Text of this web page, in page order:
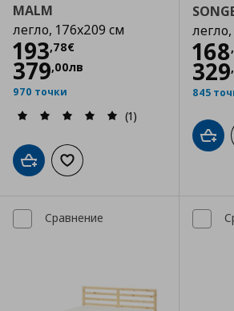
MALM
легло, 176x209 см
193,78€
Цена
379,00лв
970 точки
(1)
Добави в кошницата
Добави към списъка с любими
168,
329,
845
Сравнение